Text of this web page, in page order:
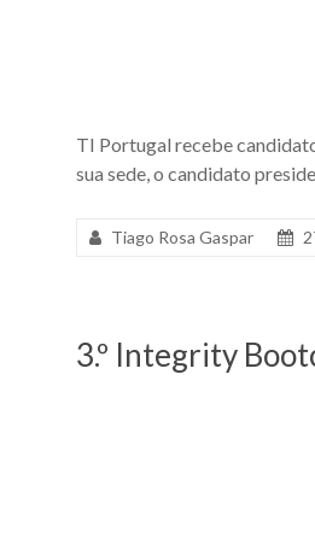
TI Portugal recebe
sua sede, o candidato
Tiago Rosa Gaspar
3.º Integrity